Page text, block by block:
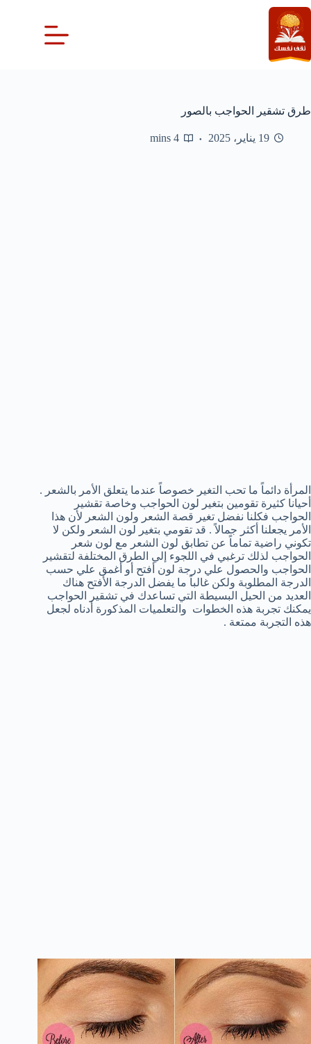
التجاوز
إلى
المحتوى
طرق تشقير الحواجب بالصور
19 يناير، 2025 4 mins
المرأة دائماً ما تحب التغير خصوصاً عندما يتعلق الأمر بالشعر .
أحيانا كثيرة تقومين بتغير لون الحواجب وخاصة تقشير
الحواجب فكلنا نفضل تغير قصة الشعر ولون الشعر لأن هذا
الأمر يجعلنا أكثر جمالاً . قد تقومي بتغير لون الشعر ولكن لا
تكوني راضية تماماً عن تطابق لون الشعر مع لون شعر
الحواجب لذلك ترغبي في اللجوء إلي الطرق المختلفة لتقشير
الحواجب والحصول علي درجة لون أفتح أو أغمق علي حسب
الدرجة المطلوبة ولكن غالباً ما يفضل الدرجة الأفتح هناك
العديد من الحيل البسيطة التي تساعدك في تشقير الحواجب
يمكنك تجربة هذه الخطوات والتعلميات المذكورة أدناه لجعل
هذه التجربة ممتعة .